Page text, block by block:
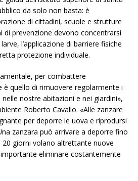
da solo non basta: è
di cittadini, scuole e strutture
di prevenzione devono concentrarsi
l’applicazione di barriere fisiche
protezione individuale.
per combattere
è quello di rimuovere regolarmente i
nelle nostre abitazioni e nei giardini»,
Roberto Cavallo. «Alle zanzare
per deporre le uova e riprodursi
zanzara può arrivare a deporre fino
giorni volano altrettante nuove
eliminare costantemente